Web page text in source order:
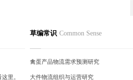
里。
草编常识 Common Sense
禽蛋产品物流需求预测研究
大件物流组织与运营研究